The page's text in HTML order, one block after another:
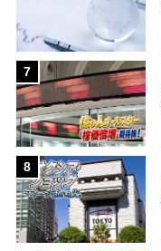
7
8